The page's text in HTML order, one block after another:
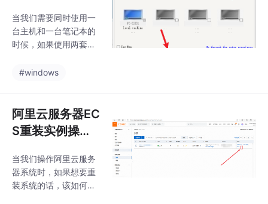
Without Border
s快速上手教
当我们需要同时使用一
台主机和一台笔记本的
时候，如果使用两套键
的系统，非常地不便捷
标，把鼠标移动到设备
A屏幕右边边缘即可转
移到设备B上使用，键
作。同时，两套设备还
可以实现文件的。然后
它会生成图下所示的界
#windows
阿里云服务器EC
S重装实例操作
当我们操作阿里云服务
器系统时，如果想要重
装系统的话，该如何进